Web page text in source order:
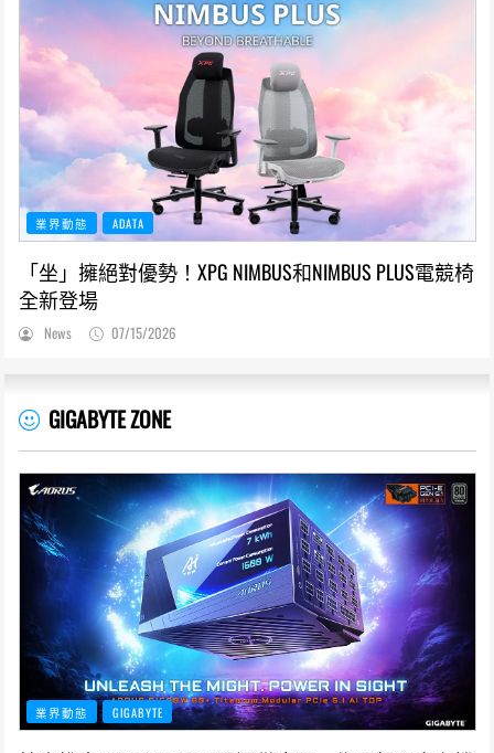
業界動態 ADATA
「坐」擁絕對優勢！XPG NIMBUS和NIMBUS PLUS電競椅
全新登場
News 07/15/2026
GIGABYTE ZONE
業界動態 GIGABYTE